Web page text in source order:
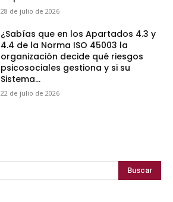
28 de julio de 2026
¿Sabías que en los Apartados 4.3 y
4.4 de la Norma ISO 45003 la
organización decide qué riesgos
psicosociales gestiona y si su
Sistema...
22 de julio de 2026
Buscar